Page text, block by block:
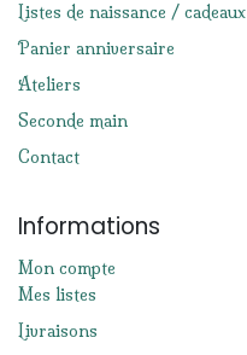
Listes de naissance / cadeaux
Panier anniversaire
Ateliers
Seconde main
Contact
Informations
Mon compte
Mes listes
Livraisons